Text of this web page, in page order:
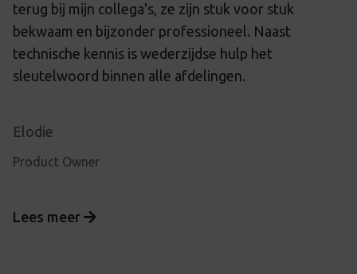
terug bij mijn collega's, ze zijn stuk voor stuk
bekwaam en bijzonder professioneel. Naast
technische kennis is wederzijdse hulp het
sleutelwoord binnen alle afdelingen.
Elodie
Product Owner
Lees meer